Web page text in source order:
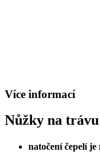
Více informací
Nůžky na
natočení čepelí je